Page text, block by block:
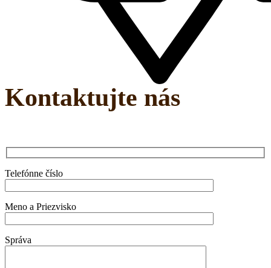
Kontaktujte nás
Telefónne číslo
Meno a Priezvisko
Správa